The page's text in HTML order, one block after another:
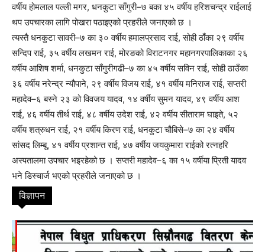
वर्षीय होमलाल पल्ली मगर, धनकुटा साँगुरी–७ बका ४५ वर्षीय हरिशचन्द्र राईलाई
थप उपचारका लागि पोखरा पठाइएको प्रहरीले जनाएको छ ।
त्यस्तै धनकुटा सावरी–७ का ३० वर्षीय हमालप्रसाद राई, सोही ठाँका २९ वर्षीय
सन्दिप राई, ३५ वर्षीय लखमन राई, मोरङको विराटनगर महानगरपालिकाका २६
वर्षीय आशिष शर्मा, धनकुटा साँगुरीगढी–७ का ४५ वर्षीय सविन राई, सोही ठाउँका
३६ वर्षीय नरेन्द्र न्यौपाने, २९ वर्षीय विजय राई, ४१ वर्षीय मनिराज राई, सप्तरी
महादेव–६ बस्ने २३ को विवजय यादव, १४ वर्षीय सुमन यादव, ४९ वर्षीय आश
राई, ४६ वर्षीय तीर्थ राई, ४८ वर्षीय उदेश राई, ४२ वर्षीय सीताराम घाइते, ५२
वर्षीय शत्रुधन राई, २१ वर्षीय किरण राई, धनकुटा चौबिसे–७ का २४ वर्षीय
सांसद लिम्बू, ४१ वर्षीय प्रशान्त राई, ४७ वर्षीय जयकुमारा राईको रत्नहरि
अस्पतालमा उपचार भइरहेको छ । सप्तरी महादेव–६ का १५ वर्षीया प्रिती यादव
भने डिस्चार्ज भएको प्रहरीले जनाएको छ ।
विज्ञापन